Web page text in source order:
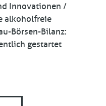
Innovationen /
alkoholfreie
Börsen-Bilanz:
gestartet